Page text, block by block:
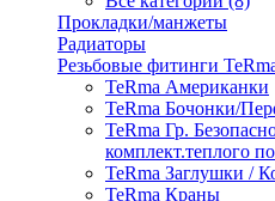
Прокладки/манжеты
Радиаторы
Резьбовые фитинги
TeRma Американки
TeRma Бочонки/
TeRma Гр.
комплект.теплого
TeRma Заглушки /
TeRma Краны